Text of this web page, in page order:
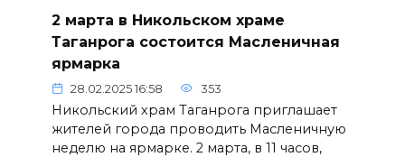
2 марта в Никольском храме
Таганрога состоится Масленичная
ярмарка
28.02.2025 16:58 353
Никольский храм Таганрога приглашает
жителей города проводить Масленичную
неделю на ярмарке. 2 марта, в 11 часов,